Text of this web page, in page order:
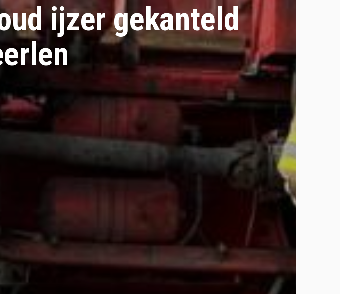
ijzer gekanteld